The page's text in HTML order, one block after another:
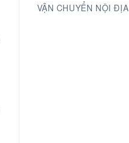
VẬN CHUYỂN NỘI ĐỊA